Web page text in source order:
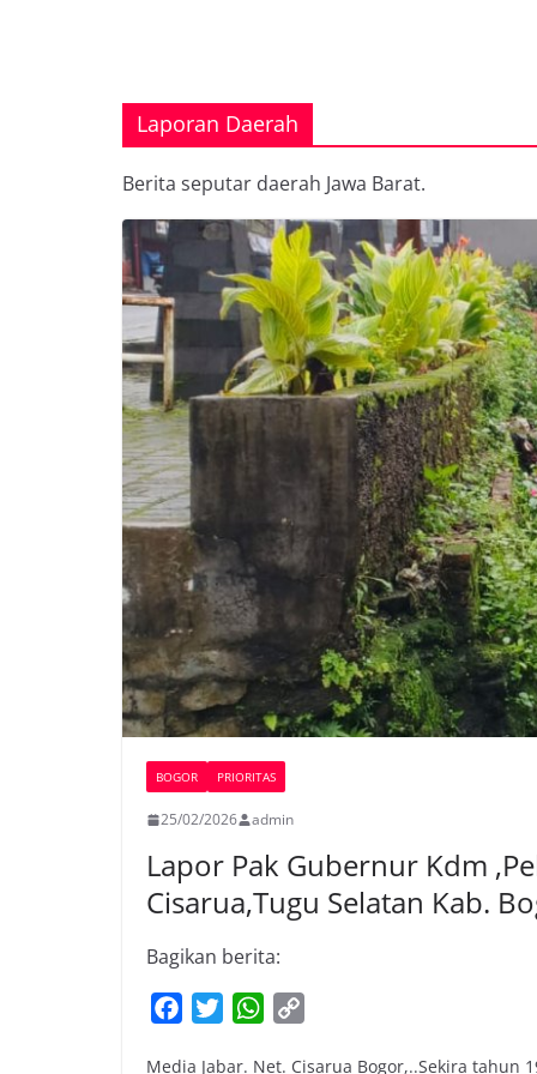
Laporan Daerah
Berita seputar daerah Jawa Barat.
BOGOR PRIORITAS
25/02/2026 admin
Lapor Pak Gubernur Kdm
Cisarua,Tugu Selatan Kab.
Bagikan berita:
W
Media Jabar. Net. Cisarua Bogor,..Sekira